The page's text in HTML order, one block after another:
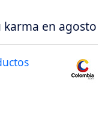
karma en agosto